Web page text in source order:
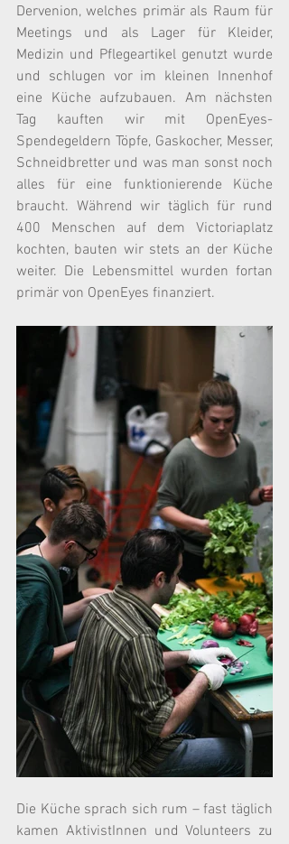
Dervenion, welches primär als Raum für
Meetings und als Lager für Kleider,
Medizin und Pflegeartikel genutzt wurde
und schlugen vor im kleinen Innenhof
eine Küche aufzubauen. Am nächsten
Tag kauften wir mit OpenEyes-
Spendegeldern Töpfe, Gaskocher, Messer,
Schneidbretter und was man sonst noch
alles für eine funktionierende Küche
braucht. Während wir täglich für rund
400 Menschen auf dem Victoriaplatz
kochten, bauten wir stets an der Küche
weiter. Die Lebensmittel wurden fortan
primär von OpenEyes finanziert.
Die Küche sprach sich rum – fast täglich
kamen AktivistInnen und Volunteers zu